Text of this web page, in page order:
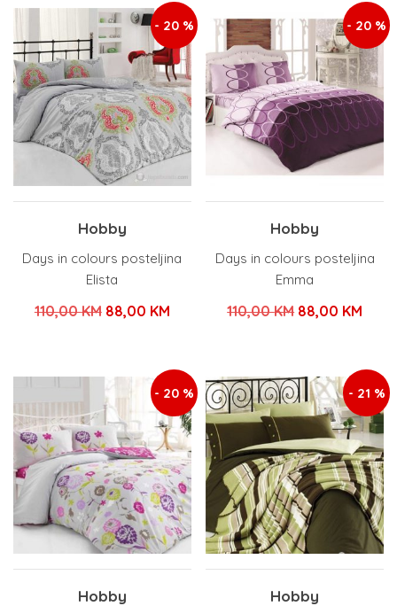
je:
110,00 KM.
88,00 KM.
je:
110,00 KM.
- 20 %
Hobby
Days in colours posteljina
Elista
110,00KM Izvorna
je:
110,00 KM.
88,00 KMTrenutna
88,00 KM.
- 20 %
Hobby
Days in colours posteljina
Emma
110,00KM Izvorna
je:
110,00 KM.
88,00 KM
- 20 %
Hobby
- 21 %
Hobby